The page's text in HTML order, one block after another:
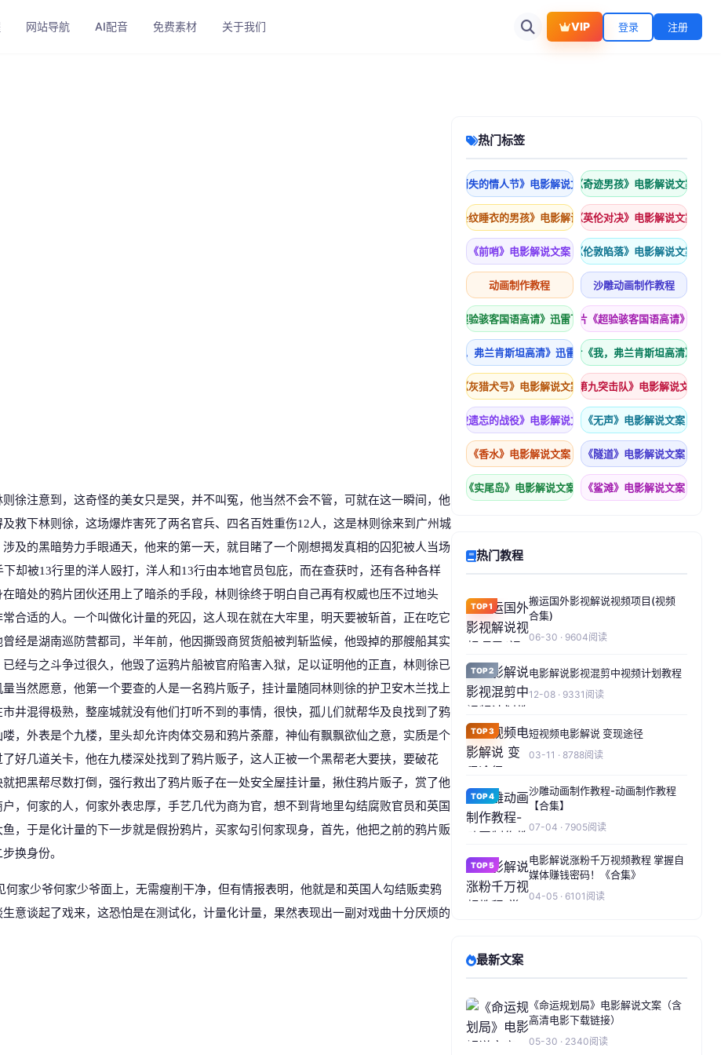
网站导航 AI配音 免费素材 关于我们 VIP 登录 注册
徐注意到，这奇怪的美女只是哭，并不叫冤，他当然不会不管，可就在这一瞬间，他
救下林则徐，这场爆炸害死了两名官兵、四名百姓重伤12人，这是林则徐来到广州城
及的黑暗势力手眼通天，他来的第一天，就目睹了一个刚想揭发真相的囚犯被人当场
下却被13行里的洋人殴打，洋人和13行由本地官员包庇，而在查获时，还有各种各样
暗处的鸦片团伙还用上了暗杀的手段，林则徐终于明白自己再有权威也压不过地头
合适的人。一个叫做化计量的死囚，这人现在就在大牢里，明天要被斩首，正在吃它
经是湖南巡防营都司，半年前，他因撕毁商贸货船被判斩监候，他毁掉的那艘船其实
经与之斗争过很久，他毁了运鸦片船被官府陷害入狱，足以证明他的正直，林则徐已
当然愿意，他第一个要查的人是一名鸦片贩子，挂计量随同林则徐的护卫安木兰找上
井混得极熟，整座城就没有他们打听不到的事情，很快，孤儿们就帮华及良找到了鸦
，外表是个九楼，里头却允许肉体交易和鸦片荼蘼，神仙有飘飘欲仙之意，实质是个
好几道关卡，他在九楼深处找到了鸦片贩子，这人正被一个黑帮老大要挟，要破花
把黑帮尽数打倒，强行救出了鸦片贩子在一处安全屋挂计量，揪住鸦片贩子，赏了他
，何家的人，何家外表忠厚，手艺几代为商为官，想不到背地里勾结腐败官员和英国
，于是化计量的下一步就是假扮鸦片，买家勾引何家现身，首先，他把之前的鸦片贩
换身份。
家少爷何家少爷面上，无需瘦削干净，但有情报表明，他就是和英国人勾结贩卖鸦
意谈起了戏来，这恐怕是在测试化，计量化计量，果然表现出一副对戏曲十分厌烦的
热门标签
《消失的情人节》电影解说文案《奇迹男孩》电影解说文案
《穿条纹睡衣的男孩》电影解说文案《英伦对决》电影解说文案
《前哨》电影解说文案 《伦敦陷落》电影解说文案
动画制作教程 沙雕动画制作教程
《超验骇客国语高请》迅雷下载科幻片《超验骇客国语高请》下载
《我，弗兰肯斯坦高清》迅雷下载科幻片《我，弗兰肯斯坦高清》下载
《灰猎犬号》电影解说文案《第九突击队》电影解说文案
《被遗忘的战役》电影解说文案《无声》电影解说文案
《香水》电影解说文案 《隧道》电影解说文案
《实尾岛》电影解说文案 《鲨滩》电影解说文案
热门教程
TOP1
搬运国外影视解说视频项目(视频
合集)
06-30 · 9604阅读
TOP2 电影解说影视混剪中视频计划教程
12-08 · 9331阅读
TOP3 短视频电影解说 变现途径
03-11 · 8788阅读
TOP4
沙雕动画制作教程-动画制作教程
【合集】
07-04 · 7905阅读
TOP5
电影解说涨粉千万视频教程 掌握自
媒体赚钱密码！《合集》
04-05 · 6101阅读
最新文案
《命运规划局》电影解说文案（含
高清电影下载链接）
05-30 · 2340阅读